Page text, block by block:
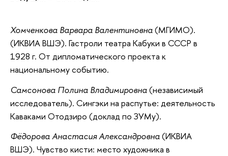
Хомченкова Варвара Валентиновна(МГИМО).
(ИКВИА ВШЭ). Гастроли театра Кабуки в СССР в
1928 г. От дипломатического проекта к
национальному событию.
Самсонова Полина Владимировна(независимый
исследователь). Сингэки на распутье: деятельность
Каваками Отодзиро (доклад по ЗУМу).
Фёдорова Анастасия Александровна(ИКВИА
ВШЭ). Чувство кисти: место художника в